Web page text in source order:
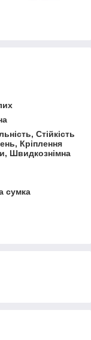
Стійкість
Кріплення
Швидкознімна
сумка